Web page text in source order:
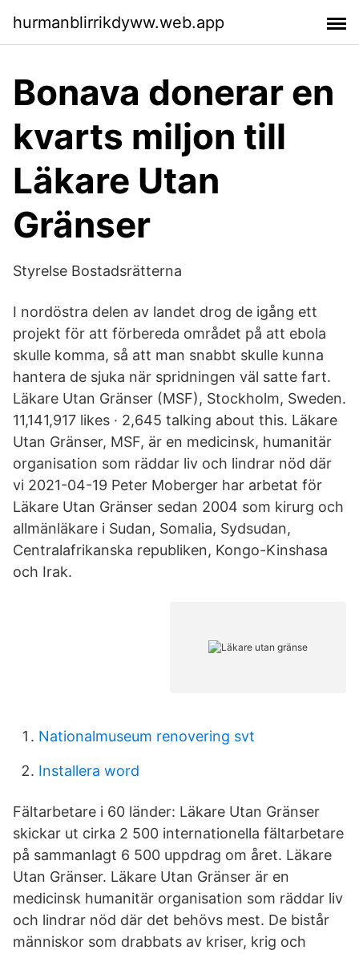
hurmanblirrikdyww.web.app
Bonava donerar en
kvarts miljon till
Läkare Utan
Gränser
Styrelse Bostadsrätterna
I nordöstra delen av landet drog de igång ett
projekt för att förbereda området på att ebola
skulle komma, så att man snabbt skulle kunna
hantera de sjuka när spridningen väl satte fart.
Läkare Utan Gränser (MSF), Stockholm, Sweden.
11,141,917 likes · 2,645 talking about this. Läkare
Utan Gränser, MSF, är en medicinsk, humanitär
organisation som räddar liv och lindrar nöd där
vi 2021-04-19 Peter Moberger har arbetat för
Läkare Utan Gränser sedan 2004 som kirurg och
allmänläkare i Sudan, Somalia, Sydsudan,
Centralafrikanska republiken, Kongo-Kinshasa
och Irak.
Nationalmuseum renovering svt
Installera word
Fältarbetare i 60 länder: Läkare Utan Gränser
skickar ut cirka 2 500 internationella fältarbetare
på sammanlagt 6 500 uppdrag om året. Läkare
Utan Gränser. Läkare Utan Gränser är en
medicinsk humanitär organisation som räddar liv
och lindrar nöd där det behövs mest. De bistår
människor som drabbats av kriser, krig och